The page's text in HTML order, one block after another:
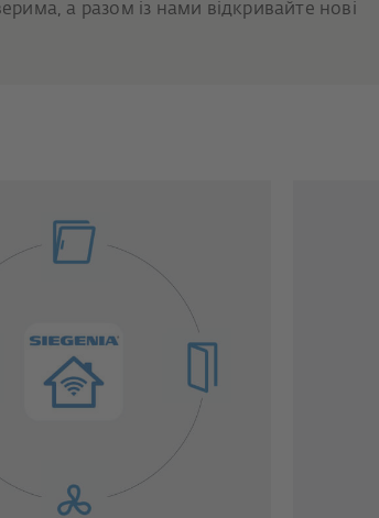
а разом із нами відкривайте нові